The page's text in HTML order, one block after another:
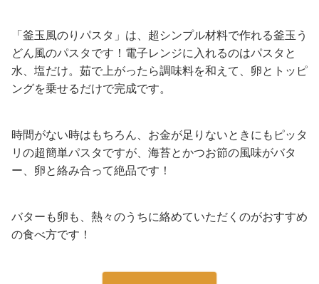
「釜玉風のりパスタ」は、超シンプル材料で作れる釜玉う
どん風のパスタです！電子レンジに入れるのはパスタと
水、塩だけ。茹で上がったら調味料を和えて、卵とトッピ
ングを乗せるだけで完成です。
時間がない時はもちろん、お金が足りないときにもピッタ
リの超簡単パスタですが、海苔とかつお節の風味がバタ
ー、卵と絡み合って絶品です！
バターも卵も、熱々のうちに絡めていただくのがおすすめ
の食べ方です！